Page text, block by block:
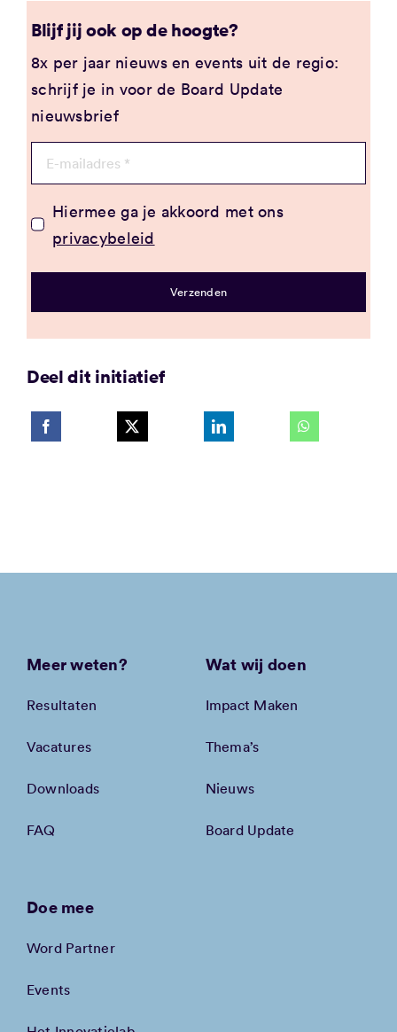
Blijf jij ook op de hoogte?
8x per jaar nieuws en events uit de regio:
schrijf je in voor de Board Update
nieuwsbrief
Hiermee ga je akkoord met ons
privacybeleid
Verzenden
Deel dit initiatief
Meer weten?
Resultaten
Vacatures
Downloads
FAQ
Wat wij doen
Impact Maken
Thema’s
Nieuws
Board Update
Doe mee
Word Partner
Events